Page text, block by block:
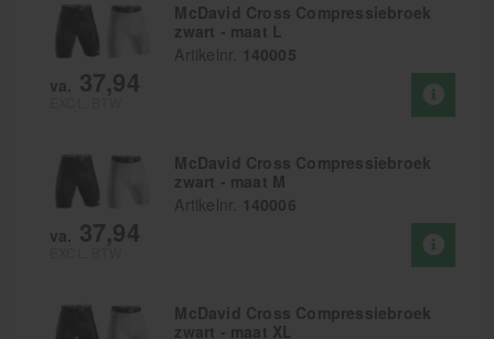
McDavid Cross Compressiebroek
zwart - maat L
Artikelnr. 140005
va. 37,94
McDavid Cross Compressiebroek
zwart - maat M
Artikelnr. 140006
va. 37,94
McDavid Cross Compressiebroek
zwart - maat XL